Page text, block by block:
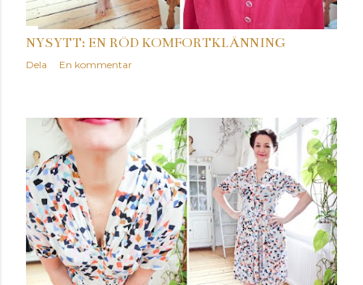
NYSYTT: EN RÖD KOMFORTKLÄNNING
Dela En kommentar